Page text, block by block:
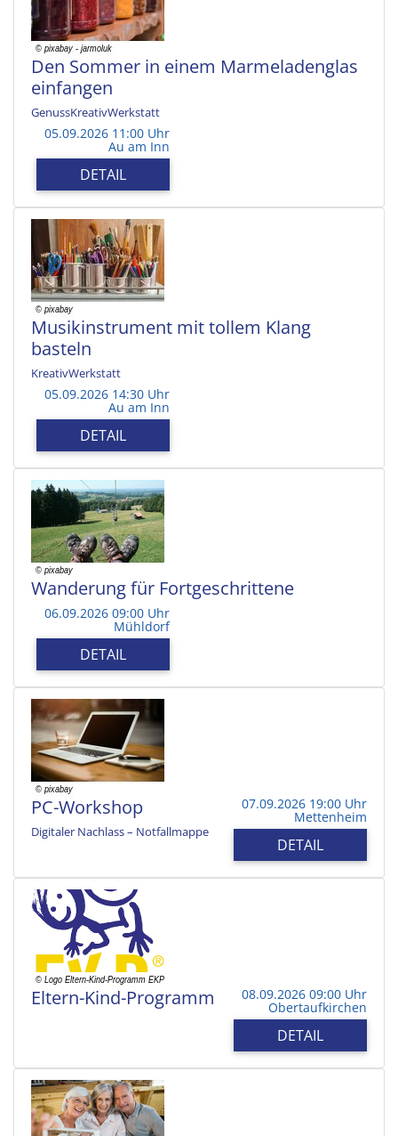
Den Sommer in einem Marmeladenglas
einfangen
GenussKreativWerkstatt
05.09.2026 11:00 Uhr
Au am Inn
DETAIL
Musikinstrument mit tollem Klang
basteln
KreativWerkstatt
05.09.2026 14:30 Uhr
Au am Inn
DETAIL
Wanderung für Fortgeschrittene
06.09.2026 09:00 Uhr
Mühldorf
DETAIL
PC-Workshop
Digitaler Nachlass – Notfallmappe
07.09.2026 19:00 Uhr
Mettenheim
DETAIL
Eltern-Kind-Programm 08.09.2026 09:00 Uhr
Obertaufkirchen
DETAIL